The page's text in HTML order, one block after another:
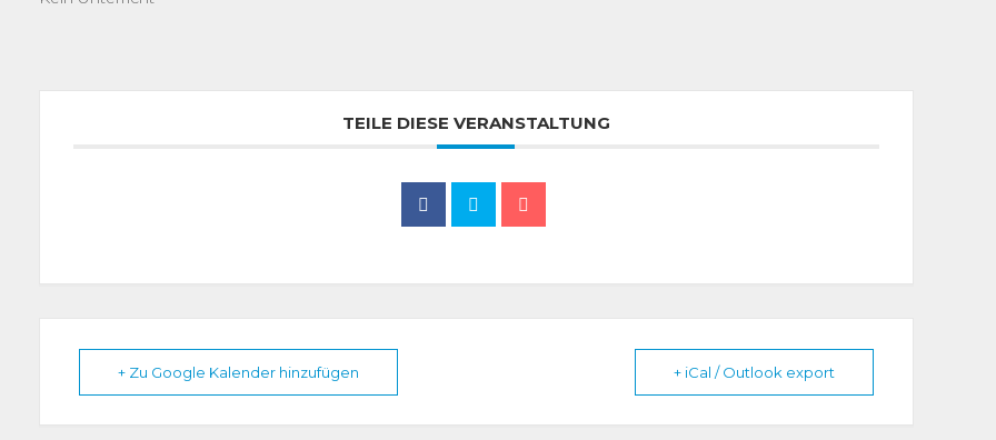
TEILE DIESE VERANSTALTUNG
+ Zu Google Kalender hinzufügen + iCal / Outlook export